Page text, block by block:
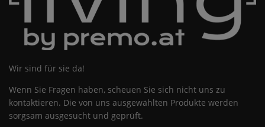
Wir sind für sie da!
Wenn Sie Fragen haben, scheuen Sie sich nicht uns zu
kontaktieren. Die von uns ausgewählten Produkte werden
sorgsam ausgesucht und geprüft.